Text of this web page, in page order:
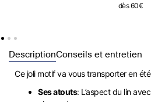
dès 60€
DescriptionConseils et entretien
Ce joli motif va vous transporter en
Ses atouts: L’aspect du lin